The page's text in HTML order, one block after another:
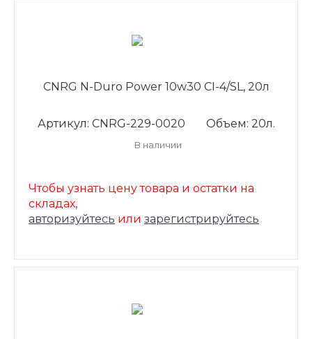
CNRG N-Duro Power 10w30 CI-4/SL, 20л
Артикул: CNRG-229-0020 Объем: 20л.
В наличии
Чтобы узнать цену товара и остатки на
складах,
авторизуйтесь или зарегистрируйтесь